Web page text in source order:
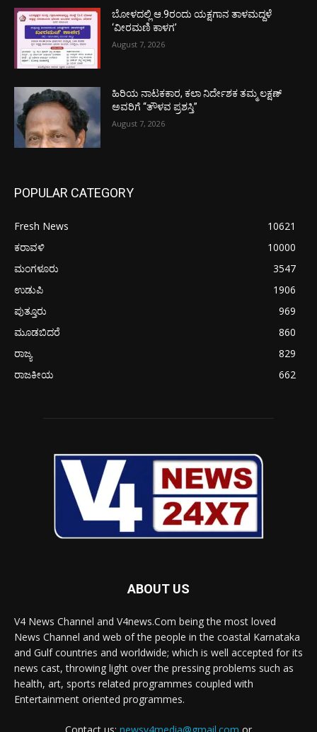
ಬೋಳದಲ್ಲಿ ಆ.9ರಂದು ಯಕ್ಷಗಾನ ತಾಳಮದ್ದಳೆ
‘ವೀರಮಣಿ ಕಾಳಗ’
August 7, 2026
ಹಿರಿಯ ನಾಟಕಕಾರ, ಕಲಾ ನಿರ್ದೇಶಕ ತಮ್ಮ ಲಕ್ಷಣ್
ಅವರಿಗೆ “ತೌಳವ ಪ್ರಶಸ್ತಿ”
August 7, 2026
POPULAR CATEGORY
Fresh News
10621
ಕರಾವಳಿ
10000
ಮಂಗಳೂರು
3547
ಉಡುಪಿ
1906
ಪುತ್ತೂರು
969
ಮೂಡಬಿದರೆ
860
ರಾಜ್ಯ
829
ರಾಜಕೀಯ
662
ABOUT US
V4 News Channel and V4news.Com being the most loved
News Channel and web of the people in the coastal Karnataka
and Gulf countries and worldwide; which is well accepted for its
news cast, throwing light over the pressing problems such as
health, art, sports related programmes coupled with
Entertainment oriented programmes.
Contact us: newsv4media@gmail.com or